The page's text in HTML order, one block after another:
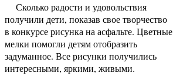
Сколько радости и удовольствия
получили дети, показав свое творчество
в конкурсе рисунка на асфальте. Цветные
мелки помогли детям отобразить
задуманное. Все рисунки получились
интересными, яркими, живыми.